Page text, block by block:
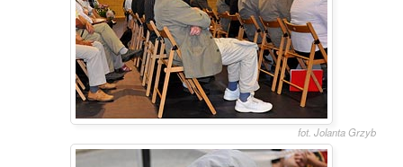
fot. Jolanta Grzyb